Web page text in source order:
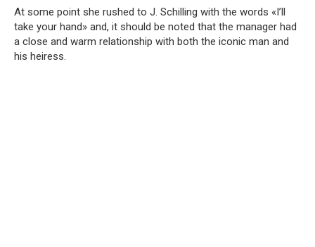
At some point she rushed to J. Schilling with the words «I’ll
take your hand» and, it should be noted that the manager had
a close and warm relationship with both the iconic man and
his heiress.